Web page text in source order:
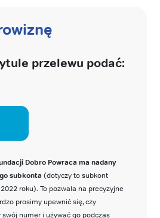
przelewu podać:
Dobro Powraca ma nadany
subkonta (dotyczy to subkont
roku). To pozwala na precyzyjne
prosimy upewnić się, czy
numer i używać go podczas